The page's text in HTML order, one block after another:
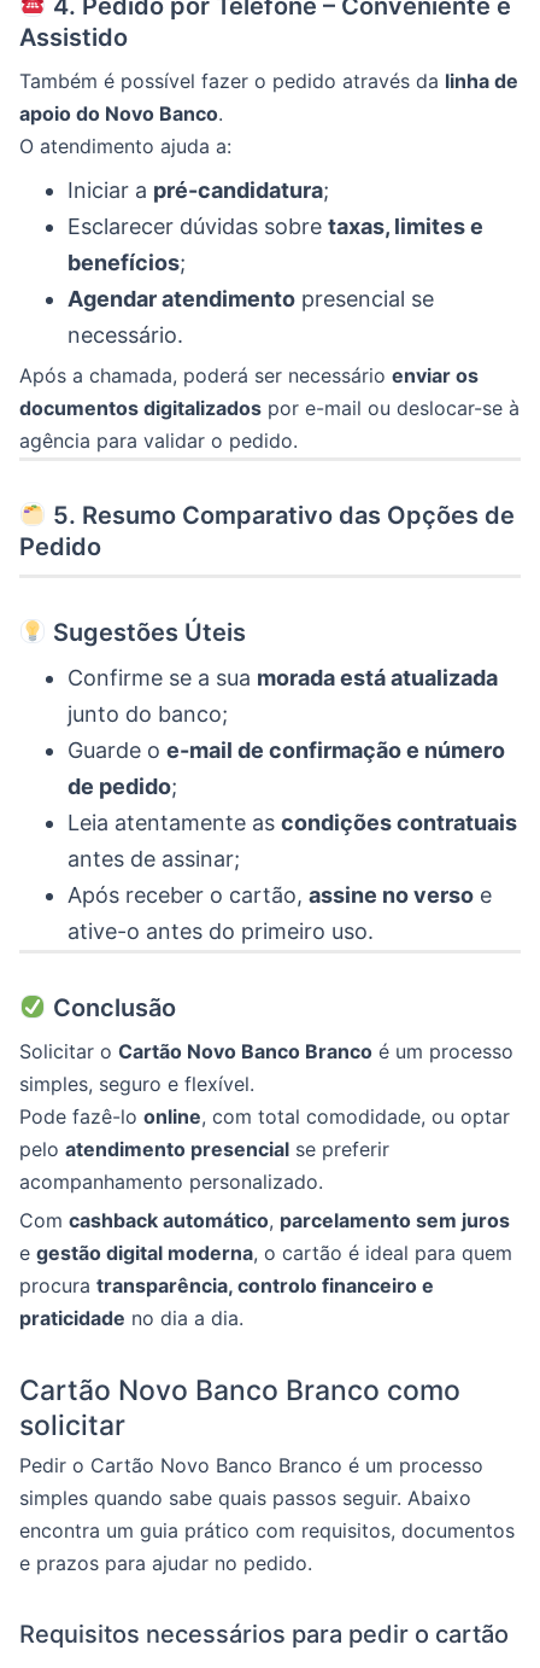
4. Pedido por Telefone – Conveniente e
Assistido
Também é possível fazer o pedido através da linha de
apoio do Novo Banco.
O atendimento ajuda a:
Iniciar a pré-candidatura;
Esclarecer dúvidas sobre taxas, limites e
benefícios;
Agendar atendimento presencial se
necessário.
Após a chamada, poderá ser necessário enviar os
documentos digitalizados por e-mail ou deslocar-se à
agência para validar o pedido.
5. Resumo Comparativo das Opções de
Pedido
Sugestões Úteis
Confirme se a sua morada está atualizada
junto do banco;
Guarde o e-mail de confirmação e número
de pedido;
Leia atentamente as condições contratuais
antes de assinar;
Após receber o cartão, assine no verso e
ative-o antes do primeiro uso.
Conclusão
Solicitar o Cartão Novo Banco Branco é um processo
simples, seguro e flexível.
Pode fazê-lo online, com total comodidade, ou optar
pelo atendimento presencial se preferir
acompanhamento personalizado.
Com cashback automático, parcelamento sem juros
e gestão digital moderna, o cartão é ideal para quem
procura transparência, controlo financeiro e
praticidade no dia a dia.
Cartão Novo Banco Branco como
solicitar
Pedir o Cartão Novo Banco Branco é um processo
simples quando sabe quais passos seguir. Abaixo
encontra um guia prático com requisitos, documentos
e prazos para ajudar no pedido.
Requisitos necessários para pedir o cartão